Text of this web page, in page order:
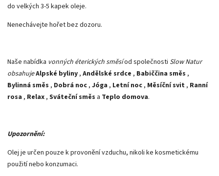
do velkých 3-5 kapek oleje.
Nenechávejte hořet bez dozoru.
Naše nabídka vonných éterických směsíod společnosti Slow Natur
obsahujeAlpské byliny , Andělské srdce , Babiččina směs ,
Bylinná směs , Dobrá noc , Jóga , Letní noc , Měsíční svit , Ranní
rosa , Relax , Sváteční směs a Teplo domova.
Upozornění:
Olej je určen pouze k provonění vzduchu, nikoli ke kosmetickému
použití nebo konzumaci.